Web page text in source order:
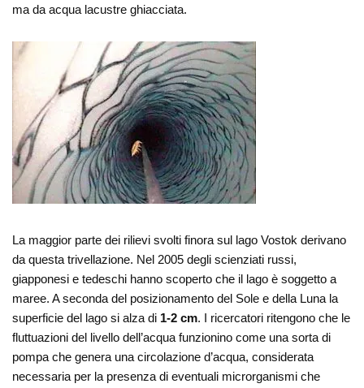
ma da acqua lacustre ghiacciata.
La maggior parte dei rilievi svolti finora sul lago Vostok derivano
da questa trivellazione. Nel 2005 degli scienziati russi,
giapponesi e tedeschi hanno scoperto che il lago è soggetto a
maree. A seconda del posizionamento del Sole e della Luna la
superficie del lago si alza di 1-2 cm. I ricercatori ritengono che le
fluttuazioni del livello dell’acqua funzionino come una sorta di
pompa che genera una circolazione d’acqua, considerata
necessaria per la presenza di eventuali microrganismi che